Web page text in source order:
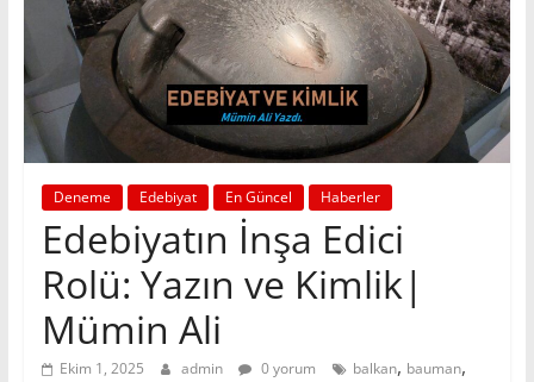
Deneme Edebiyat En Güncel Haberler
Edebiyatın İnşa Edici
Rolü: Yazın ve Kimlik|
Mümin Ali
Ekim 1, 2025 admin 0 yorum balkan, bauman,